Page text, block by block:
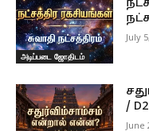
அடிப்படை ஜோதிடம்
July
/
June